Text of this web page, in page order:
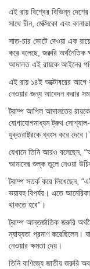
এই রায় বিশ্বের বিভিন্ন
সাথে চীন, মেক্সিকো এবং
সাত-চার ভোটে দেওয়া এক
করে বলেছে, জরুরি
আদালত এই রায়কে আইনের
এই রায় ১৪ই অক্টোবরের আগে
নেওয়ার জন্য আবেদন করার
ট্রাম্প আপিল আদালতের রায়কে
যোগাযোগমাধ্যম ট্রুথ
যুক্তরাষ্ট্রকে ধ্বংস করে
যেখানে তিনি আরও বলেছেন,
আমাদের শুল্ক তুলে নেওয়া
ট্রাম্প সতর্ক করে লিখেছেন,
ভয়াবহ বিপর্যয়। এতে
থাকতে হবে”।
ট্রাম্প আন্তর্জাতিক জরুরি
ন্যায্যতা প্রমাণ করেছিলেন।
নেওয়ার ক্ষমতা দেয়।
তিনি বাণিজ্যে জাতীয় জরুরি